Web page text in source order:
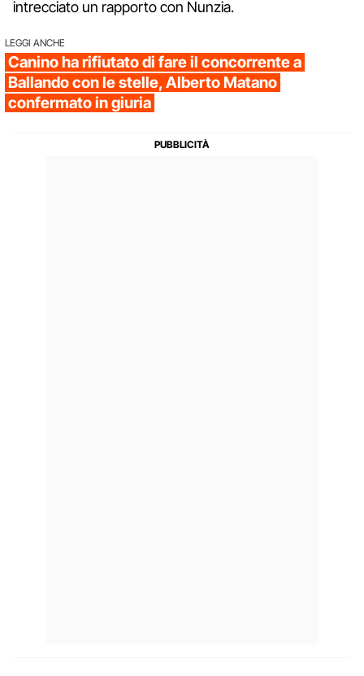
intrecciato un rapporto con Nunzia.
LEGGI ANCHE
Canino ha rifiutato di fare il concorrente a
Ballando con le stelle, Alberto Matano
confermato in giuria